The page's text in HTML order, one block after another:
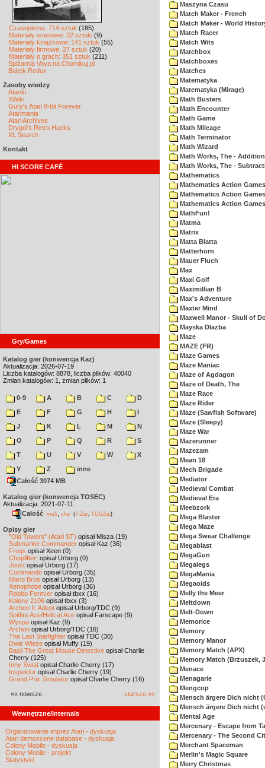
Czasopisma: 714 sztuk (185)
Materiały scenowe: 32 sztuki (9)
Materiały książkowe: 141 sztuk (55)
Materiały firmowe: 27 sztuk (20)
Materiały o grach: 351 sztuk (211)
Spiżarnia Voya na Chomikuj.pl
Bajtek Redux
Zasoby wiedzy
Atariki
XWiki
Gury's Atari 8-bit Forever
Atarimania
Atari Archives
Drygol's Retro Hacks
XL Search
Kontakt
HI SCORE CAFÉ
Gry/Games
Katalog gier (konwencja Kaz)
Aktualizacja: 2026-07-19
Liczba katalogów: 8878, liczba plików: 40040
Zmian katalogów: 1, zmian plików: 1
0-9 A B C
D
E
F G H
I
J
K L M
N
O
P Q R
S
T
U V W
X
Y
Z
inne
Całość 3074 MB
Katalog gier (konwencja TOSEC)
Aktualizacja: 2021-07-11
Całość md5 sha (7-Zip TUGZip)
Opisy gier
"Old Towers" (Atari ST) opisał Misza (19)
Submarine Commander opisał Kaz (36)
Frogs opisał Xeen (0)
Choplifter! opisał Urborg (0)
Joust opisał Urborg (17)
Commando opisał Urborg (35)
Mario Bros opisał Urborg (13)
Xenophobe opisał Urborg (36)
Robbo Forever opisał tbxx (16)
Kolony 2106 opisał tbxx (3)
Archon II: Adept opisał Urborg/TDC (9)
Spitfire Ace/Hellcat Ace opisał Farscape (9)
Wyspa opisał Kaz (9)
Archon opisał Urborg/TDC (16)
The Last Starfighter opisał TDC (30)
Dwie Wieże opisał Muffy (19)
Basil The Great Mouse Detective opisał Charlie
Cherry (125)
Inny Świat opisał Charlie Cherry (17)
Inspektor opisał Charlie Cherry (19)
Grand Prix Simulator opisał Charlie Cherry (16)
«« nowsze starsze »»
Wewnętrzne/Internals
Organizowanie imprez Atari - dyskusja
Atari demoscene database - dyskusja
Colony Mobile - dyskusja
Colony Mobile - projekt
Statystyki
Maszyna Czasu
Match Maker - French
Match Maker - World
Match Racer
Match Wits
Matchbox
Matchboxes
Matches
Matematyka
Matematyka (Mirage)
Math Busters
Math Encounter
Math Game
Math Mileage
Math Terminator
Math Wizard
Math Works, The - Addition
Math Works, The -
Mathematics
Mathematics Action
Mathematics Action
Mathematics Action
MathFun!
Matma
Matrix
Matta Blatta
Matterhorn
Mauer Fluch
Max
Maxi Golf
Maximillian B
Max's Adventure
Maxter Mind
Maxwell Manor - Skull of
Mayska Dlazba
Maze
MAZE (FR)
Maze Games
Maze Maniac
Maze of Agdagon
Maze of Death, The
Maze Race
Maze Rider
Maze (Sawfish Software)
Maze (Sleepy)
Maze War
Mazerunner
Mazezam
Mean 18
Mech Brigade
Mediator
Medieval Combat
Medieval Era
Meebzork
Mega Blaster
Mega Maze
Mega Swear Challenge
Megablast
MegaGun
Megalegs
MegaMania
Megaoids
Melly the Meer
Meltdown
Melt-Down
Memorice
Memory
Memory Manor
Memory Match (APX)
Memory Match (Brzuszek,
Menace
Menagarie
Mengcop
Mensch ärgere Dich nicht
Mensch ärgere Dich nicht
Mental Age
Mercenary - Escape from
Mercenary - The Second
Merchant Spaceman
Merlin's Magic Square
Merry Christmas